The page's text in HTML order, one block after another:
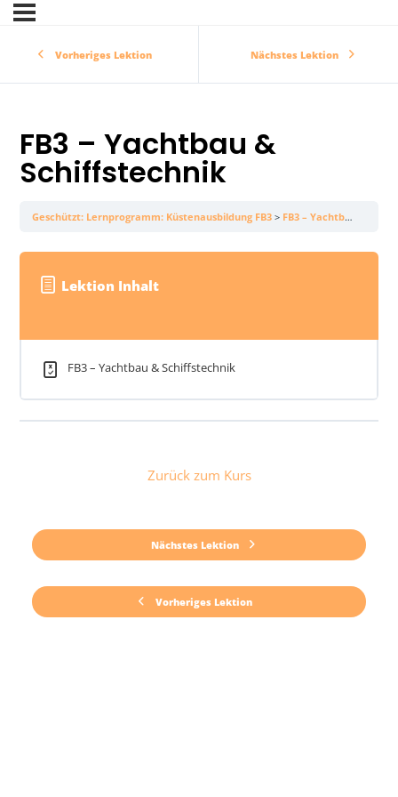
Vorheriges Lektion Nächstes Lektion
FB3 – Yachtbau &
Schiffstechnik
Geschützt: Lernprogramm: Küstenausbildung FB3 FB3 – Yachtbau & Schiffstechnik
Lektion Inhalt
FB3 – Yachtbau & Schiffstechnik
Vorheriges Lektion
Zurück zum Kurs
Nächstes Lektion